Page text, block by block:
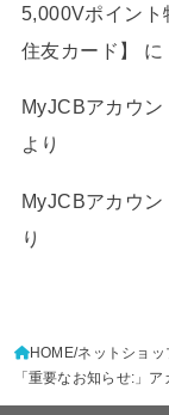
5,000Vポイント
住友カード】
に
MyJCBアカウ
より
MyJCBアカウ
り
HOME ネットショッ
「重要なお知らせ:」